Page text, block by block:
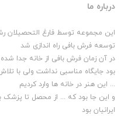
درباره ما
توسعه فرش بافی راه اندازی شد
در آن زمان فرش بافی از خانه جدا
بود جایگاه مناسبی نداشت ولی با
... این هنر در خانه ها وارد کردیم
و این جا بود که ... از محصل تا
ایرانیان بود